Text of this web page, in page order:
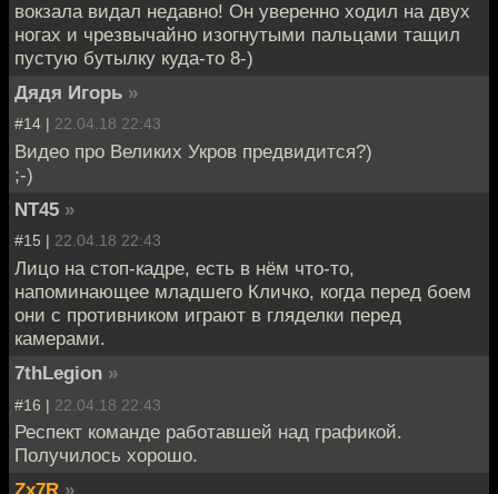
вокзала видал недавно! Он уверенно ходил на двух
ногах и чрезвычайно изогнутыми пальцами тащил
пустую бутылку куда-то 8-)
Дядя Игорь »
#14 | 22.04.18 22:43
Видео про Великих Укров предвидится?)
;-)
NT45 »
#15 | 22.04.18 22:43
Лицо на стоп-кадре, есть в нём что-то,
напоминающее младшего Кличко, когда перед боем
они с противником играют в гляделки перед
камерами.
7thLegion »
#16 | 22.04.18 22:43
Респект команде работавшей над графикой.
Получилось хорошо.